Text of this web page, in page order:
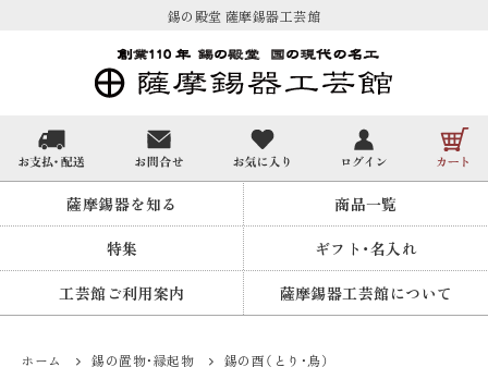
錫の殿堂 薩摩錫器工芸館
薩摩錫器を知る 商品一覧
特集 ギフト・名入れ
工芸館ご利用案内 薩摩錫器工芸館について
ホーム 錫の置物・縁起物 錫の酉（とり・鳥）